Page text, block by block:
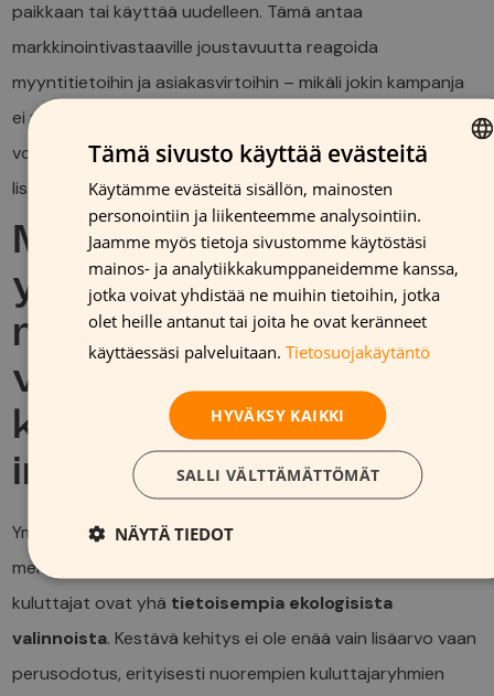
paikkaan tai käyttää uudelleen. Tämä antaa
markkinointivastaaville joustavuutta reagoida
myyntitietoihin ja asiakasvirtoihin – mikäli jokin kampanja
ei toimi odotetusti tietyssä paikassa, mainosmateriaali
voidaan siirtää toimivampaan sijaintiin ilman
lisäkustannuksia.
Millä tavoin
ympäristöystävälliset
mainosmateriaalit
vahvistavat
kauneusbrändien
imagoa?
Ympäristöystävälliset mainosmateriaalit vahvistavat
merkittävästi kauneusbrändien imagoa aikana, jolloin
kuluttajat ovat yhä tietoisempia ekologisista
valinnoista. Kestävä kehitys ei ole enää vain lisäarvo vaan
perusodotus, erityisesti nuorempien kuluttajaryhmien
ENGLISH
Tämä sivusto käyttää evästeitä
Käytämme evästeitä sisällön, mainosten
personointiin ja liikenteemme analysointiin.
Jaamme myös tietoja sivustomme käytöstäsi
mainos- ja analytiikkakumppaneidemme kanssa,
jotka voivat yhdistää ne muihin tietoihin, jotka
olet heille antanut tai joita he ovat keränneet
käyttäessäsi palveluitaan. Tietosuojakäytäntö
HYVÄKSY KAIKKI
SALLI VÄLTTÄMÄTTÖMÄT
NÄYTÄ TIEDOT